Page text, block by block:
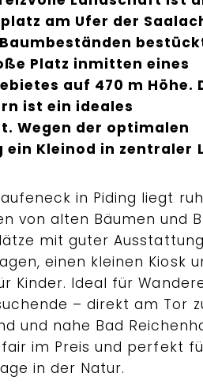
am Ufer der
Platz inmitten eines
auf 470 m Höhe.
ist ein ideales
Wegen der optimalen
Kleinod in zentraler
in Piding liegt
von alten Bäumen und
mit guter
einen kleinen Kiosk
Kinder. Ideal für
– direkt am Tor
und nahe Bad
im Preis und perfekt
in der Natur.